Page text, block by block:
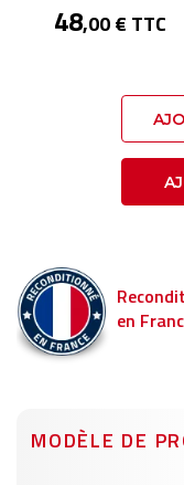
48,00 € TTC
en
MODÈLE DE